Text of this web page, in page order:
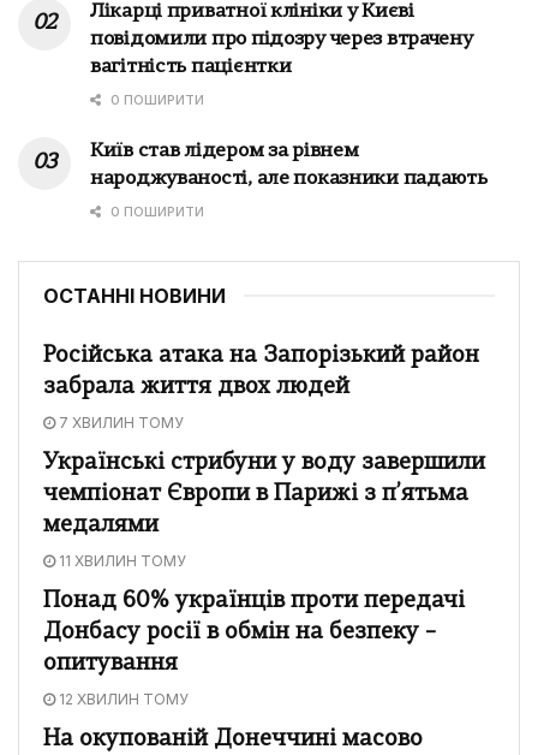
Лікарці приватної клініки у Києві
повідомили про підозру через втрачену
вагітність пацієнтки
0 ПОШИРИТИ
Київ став лідером за рівнем
народжуваності, але показники падають
0 ПОШИРИТИ
ОСТАННІ НОВИНИ
Російська атака на Запорізький район
забрала життя двох людей
7 ХВИЛИН ТОМУ
Українські стрибуни у воду завершили
чемпіонат Європи в Парижі з п’ятьма
медалями
11 ХВИЛИН ТОМУ
Понад 60% українців проти передачі
Донбасу росії в обмін на безпеку –
опитування
12 ХВИЛИН ТОМУ
На окупованій Донеччині масово